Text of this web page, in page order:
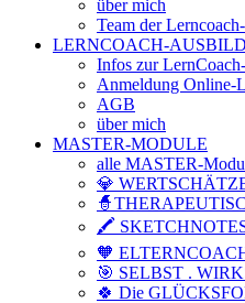
über mich
Team der
LERNCOACH-
Infos zur
Anmeldung Online-
AGB
über mich
MASTER-MODULE
alle MASTER-
💎
🖍️
🧡
🎯 SELBST .
🍀 Die